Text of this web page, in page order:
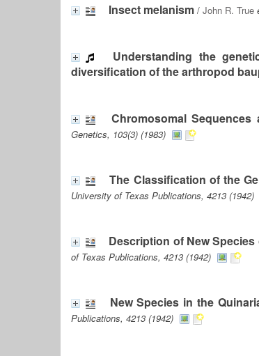
Insect melanism / John R. True
Understanding the
diversification of the arthropod
Chromosomal
Genetics, 103(3) (1983)
The Classification of the
University of Texas Publications, 4213 (1942)
Description of New
of Texas Publications, 4213 (1942)
New Species in the
Publications, 4213 (1942)